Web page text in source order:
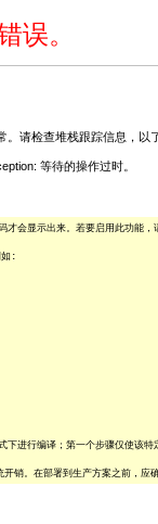
误。
请检查堆栈跟踪信息，以
等待的操作过时。
才会显示出来。若要启用此功能
如:
进行编译；第一个步骤仅使该特
。在部署到生产方案之前，应确